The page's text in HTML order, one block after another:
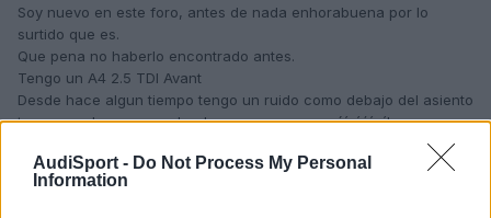
AudiSport - Do Not Process My Personal
Information
Soy nuevo en este foro, antes de nada enhorabuena por lo
surtido que es.
Que pena no haberlo encontrado antes.
Tengo un A4 2.5 TDI Avant
Desde hace algun tiempo tengo un ruido como debajo del asiento
trasero, solo suena en baches y en curvas, má´s´é´n´las
He revisado los respaldos, la lona, pero no encuentro el foco del
ruido y ya se me ha metido en la cabeza y no me lo puedo quitar.